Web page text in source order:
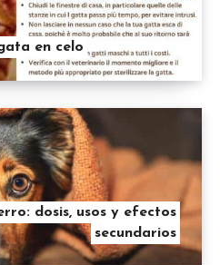
en celo
dosis, usos y efectos
secundarios